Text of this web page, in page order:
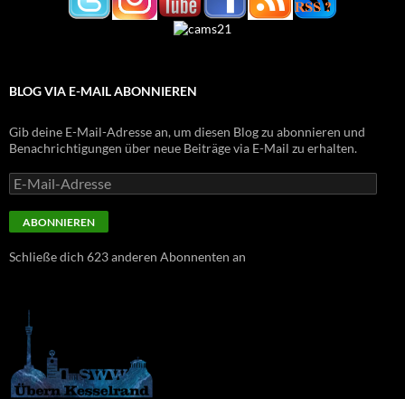
BLOG VIA E-MAIL ABONNIEREN
Gib deine E-Mail-Adresse an, um diesen Blog zu abonnieren und
Benachrichtigungen über neue Beiträge via E-Mail zu erhalten.
E-
Mail-
Adresse
ABONNIEREN
Schließe dich 623 anderen Abonnenten an